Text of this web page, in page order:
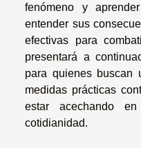
fenómeno y
entender sus
efectivas para
presentará a
para quienes buscan
medidas prácticas
estar acechando
cotidianidad.